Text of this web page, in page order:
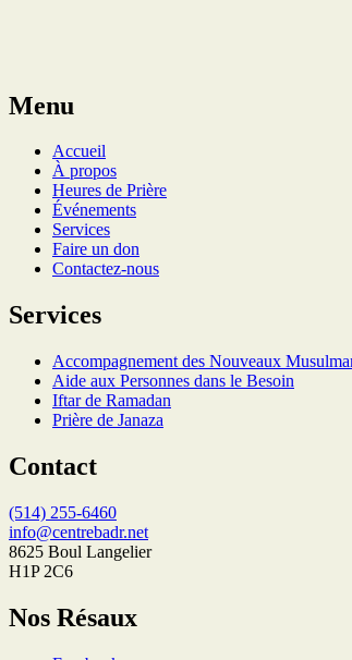
Menu
Accueil
À propos
Heures de Prière
Événements
Services
Faire un don
Contactez-nous
Services
Accompagnement des Nouveaux
Aide aux Personnes dans le Besoin
Iftar de Ramadan
Prière de Janaza
Contact
(514) 255-6460
info@centrebadr.net
8625 Boul Langelier
H1P 2C6
Nos Résaux